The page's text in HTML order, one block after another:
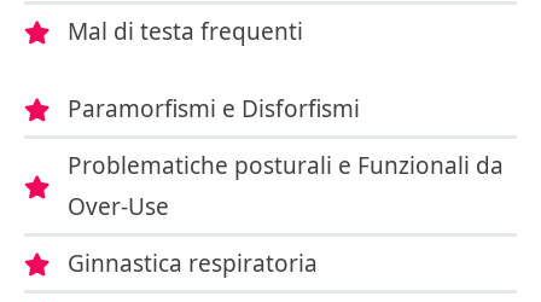
Mal di testa frequenti
Paramorfismi e Disforfismi
Problematiche posturali e Funzionali da
Over-Use
Ginnastica respiratoria